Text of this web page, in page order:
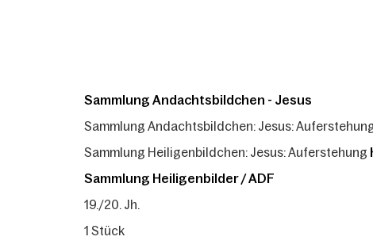
Sammlung Andachtsbildchen - Jesus
Sammlung Andachtsbildchen: Jesus:
Sammlung Heiligenbildchen: Jesus: Auferstehung
Sammlung Heiligenbilder / ADF
19./20. Jh.
1 Stück